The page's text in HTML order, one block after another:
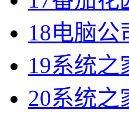
18电脑公
19系统之
20系统之